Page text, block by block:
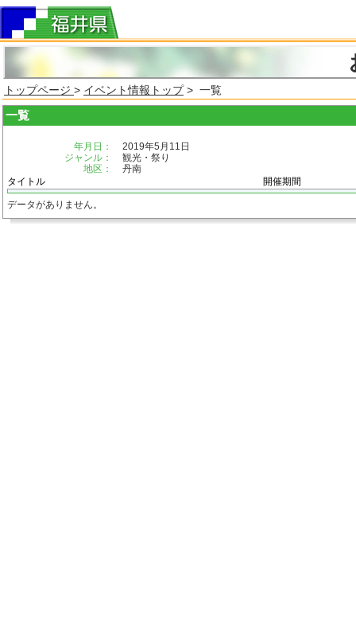
トップページ > イベント情報トップ> 一覧
一覧
年月日：
2019年5月11日
ジャンル：
観光・祭り
地区：
丹南
タイトル
開催期間
データがありません。